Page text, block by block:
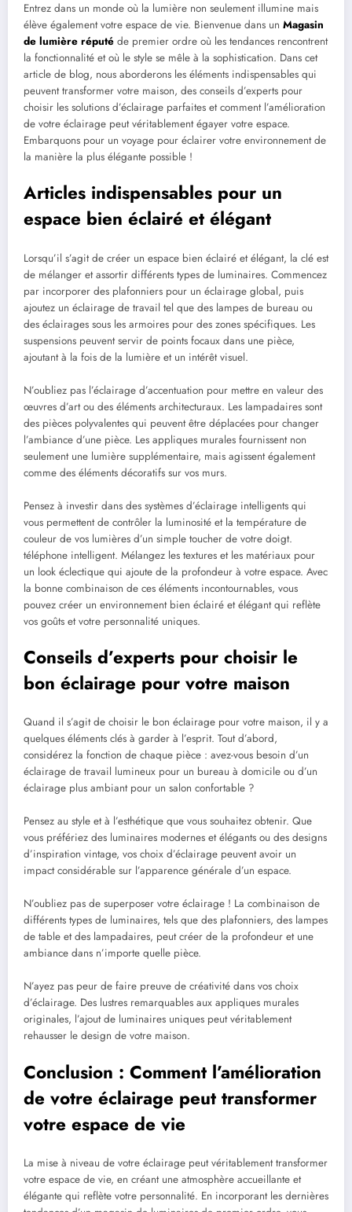
Entrez dans un monde où la lumière non seulement illumine mais
élève également votre espace de vie. Bienvenue dans un Magasin
de lumière réputé de premier ordre où les tendances rencontrent
la fonctionnalité et où le style se mêle à la sophistication. Dans cet
article de blog, nous aborderons les éléments indispensables qui
peuvent transformer votre maison, des conseils d’experts pour
choisir les solutions d’éclairage parfaites et comment l’amélioration
de votre éclairage peut véritablement égayer votre espace.
Embarquons pour un voyage pour éclairer votre environnement de
la manière la plus élégante possible !
Articles indispensables pour un
espace bien éclairé et élégant
Lorsqu’il s’agit de créer un espace bien éclairé et élégant, la clé est
de mélanger et assortir différents types de luminaires. Commencez
par incorporer des plafonniers pour un éclairage global, puis
ajoutez un éclairage de travail tel que des lampes de bureau ou
des éclairages sous les armoires pour des zones spécifiques. Les
suspensions peuvent servir de points focaux dans une pièce,
ajoutant à la fois de la lumière et un intérêt visuel.
N’oubliez pas l’éclairage d’accentuation pour mettre en valeur des
œuvres d’art ou des éléments architecturaux. Les lampadaires sont
des pièces polyvalentes qui peuvent être déplacées pour changer
l’ambiance d’une pièce. Les appliques murales fournissent non
seulement une lumière supplémentaire, mais agissent également
comme des éléments décoratifs sur vos murs.
Pensez à investir dans des systèmes d’éclairage intelligents qui
vous permettent de contrôler la luminosité et la température de
couleur de vos lumières d’un simple toucher de votre doigt.
téléphone intelligent. Mélangez les textures et les matériaux pour
un look éclectique qui ajoute de la profondeur à votre espace. Avec
la bonne combinaison de ces éléments incontournables, vous
pouvez créer un environnement bien éclairé et élégant qui reflète
vos goûts et votre personnalité uniques.
Conseils d’experts pour choisir le
bon éclairage pour votre maison
Quand il s’agit de choisir le bon éclairage pour votre maison, il y a
quelques éléments clés à garder à l’esprit. Tout d’abord,
considérez la fonction de chaque pièce : avez-vous besoin d’un
éclairage de travail lumineux pour un bureau à domicile ou d’un
éclairage plus ambiant pour un salon confortable ?
Pensez au style et à l’esthétique que vous souhaitez obtenir. Que
vous préfériez des luminaires modernes et élégants ou des designs
d’inspiration vintage, vos choix d’éclairage peuvent avoir un
impact considérable sur l’apparence générale d’un espace.
N’oubliez pas de superposer votre éclairage ! La combinaison de
différents types de luminaires, tels que des plafonniers, des lampes
de table et des lampadaires, peut créer de la profondeur et une
ambiance dans n’importe quelle pièce.
N’ayez pas peur de faire preuve de créativité dans vos choix
d’éclairage. Des lustres remarquables aux appliques murales
originales, l’ajout de luminaires uniques peut véritablement
rehausser le design de votre maison.
Conclusion : Comment l’amélioration
de votre éclairage peut transformer
votre espace de vie
La mise à niveau de votre éclairage peut véritablement transformer
votre espace de vie, en créant une atmosphère accueillante et
élégante qui reflète votre personnalité. En incorporant les dernières